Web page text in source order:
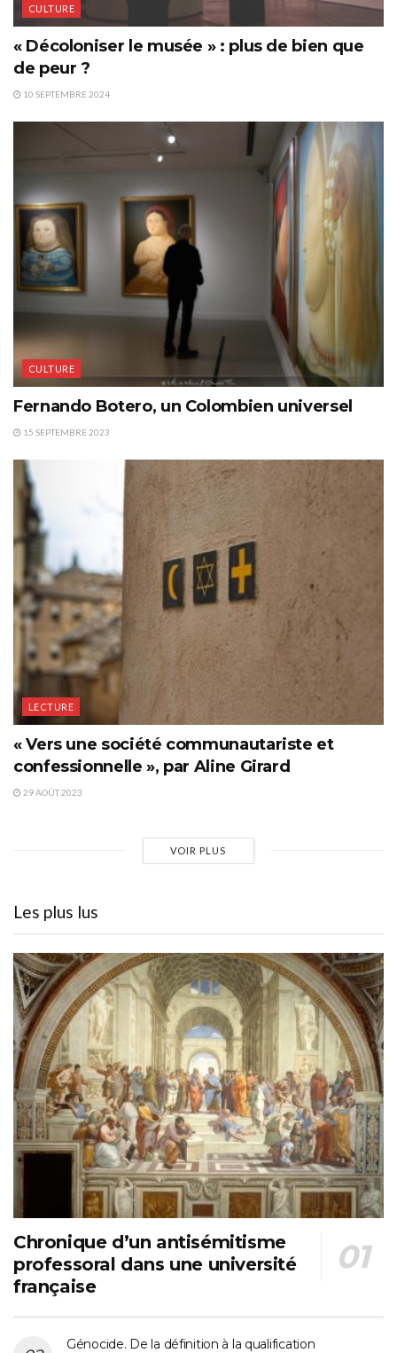
CULTURE
« Décoloniser le musée » : plus de bien que
de peur ?
10 SEPTEMBRE 2024
CULTURE
Fernando Botero, un Colombien universel
15 SEPTEMBRE 2023
LECTURE
« Vers une société communautariste et
confessionnelle », par Aline Girard
29 AOÛT 2023
VOIR PLUS
Les plus lus
Chronique d’un antisémitisme
professoral dans une université
française
Génocide. De la définition à la qualification